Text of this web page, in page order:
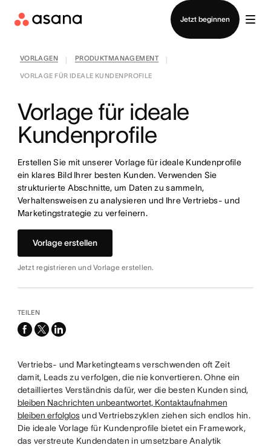
Jetzt beginnen
Vertrieb kontaktieren
VORLAGEN PRODUKTMANAGEMENT
VORLAGE FÜR IDEALE KUNDENPROFILE
Vorlage für ideale
Kundenprofile
Erstellen Sie mit unserer Vorlage für ideale Kundenprofile
ein klares Bild Ihrer besten Kunden. Verwenden Sie
strukturierte Abschnitte, um Daten zu sammeln,
Verhaltensweisen zu analysieren und Ihre Vertriebs- und
Marketingstrategie zu verfeinern.
Vorlage erstellen
Jetzt registrieren und Vorlage erstellen.
TEILEN
facebook
x-
linkedin
Vertriebs- und Marketingteams verschwenden oft Zeit
damit, Leads zu verfolgen, die nie konvertieren. Ohne ein
detailliertes Verständnis dafür, wer die besten Kunden sind,
bleiben Nachrichten unbeantwortet, Kontaktaufnahmen
bleiben erfolglosund Vertriebszyklen ziehen sich endlos hin.
Die ideale Vorlage für Kundenprofile bietet ein Framework,
das verstreute Kundendaten in umsetzbare Analytik